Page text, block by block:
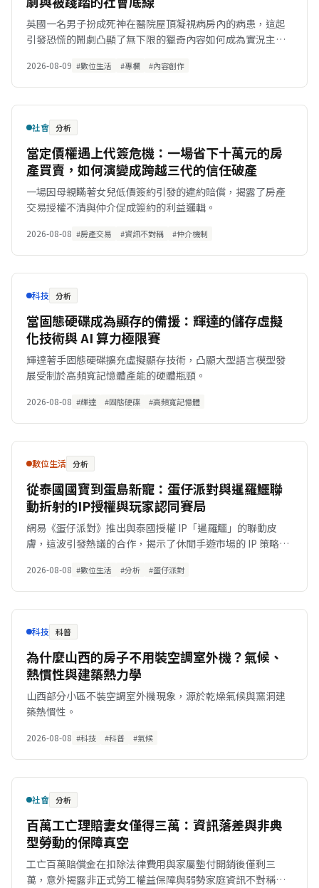
英國一名男子扮成死神在醫院屋頂凝視病房內的病患，這起
引發恐慌的鬧劇凸顯了無下限的獵奇內容如何成為實況主的
2026-08-09 #數位生活 #專欄 #內容創作
社會 分析
當定價權遇上代簽危機：一場省下十萬元的房
產買賣，如何演變成跨越三代的信任破產
一場因母親瞞著女兒低價簽約引發的違約賠償，揭露了房產
交易授權不清與仲介促成簽約的利益邏輯。
2026-08-08 #房產交易 #資訊不對稱 #仲介機制
科技 分析
當固態硬碟成為顯存的備援：輝達的儲存虛擬
化技術與 AI 算力極限賽
輝達著手固態硬碟擴充虛擬顯存技術，凸顯大型語言模型發
展受制於高頻寬記憶體產能的硬體瓶頸。
2026-08-08 #輝達 #固態硬碟 #高頻寬記憶體
數位生活 分析
從泰國國寶到蛋島新寵：蛋仔派對與暹羅鱷聯
動折射的IP授權與玩家認同賽局
網易《蛋仔派對》推出與泰國授權 IP「暹羅鱷」的聯動皮
膚，這波引發熱議的合作，揭示了休閒手遊市場的 IP 策略轉
2026-08-08 #數位生活 #分析 #蛋仔派對
科技 科普
為什麼山西的房子不用裝空調室外機？氣候、
熱慣性與建築熱力學
山西部分小區不裝空調室外機現象，源於乾燥氣候與窯洞建
築熱慣性。
2026-08-08 #科技 #科普 #氣候
社會 分析
百萬工亡理賠妻女僅得三萬：資訊落差與非典
型勞動的保障真空
工亡百萬賠償金在扣除法律費用與家屬墊付開銷後僅剩三
萬，意外揭露非正式勞工權益保障與弱勢家庭資訊不對稱的